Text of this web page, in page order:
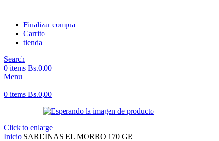
Finalizar compra
Carrito
tienda
Search
0 items Bs.0,00
Menu
0 items Bs.0,00
Click to enlarge
Inicio SARDINAS EL MORRO 170 GR